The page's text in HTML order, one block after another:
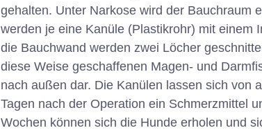
gehalten. Unter Narkose wird der Bauchraum
werden je eine Kanüle (Plastikrohr) mit einem
die Bauchwand werden zwei Löcher
diese Weise geschaffenen Magen- und
nach außen dar. Die Kanülen lassen sich von
Tagen nach der Operation ein Schmerzmittel
Wochen können sich die Hunde erholen und